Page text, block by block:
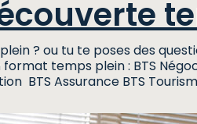
? ou tu te poses des
temps plein : BTS
BTS Assurance BTS